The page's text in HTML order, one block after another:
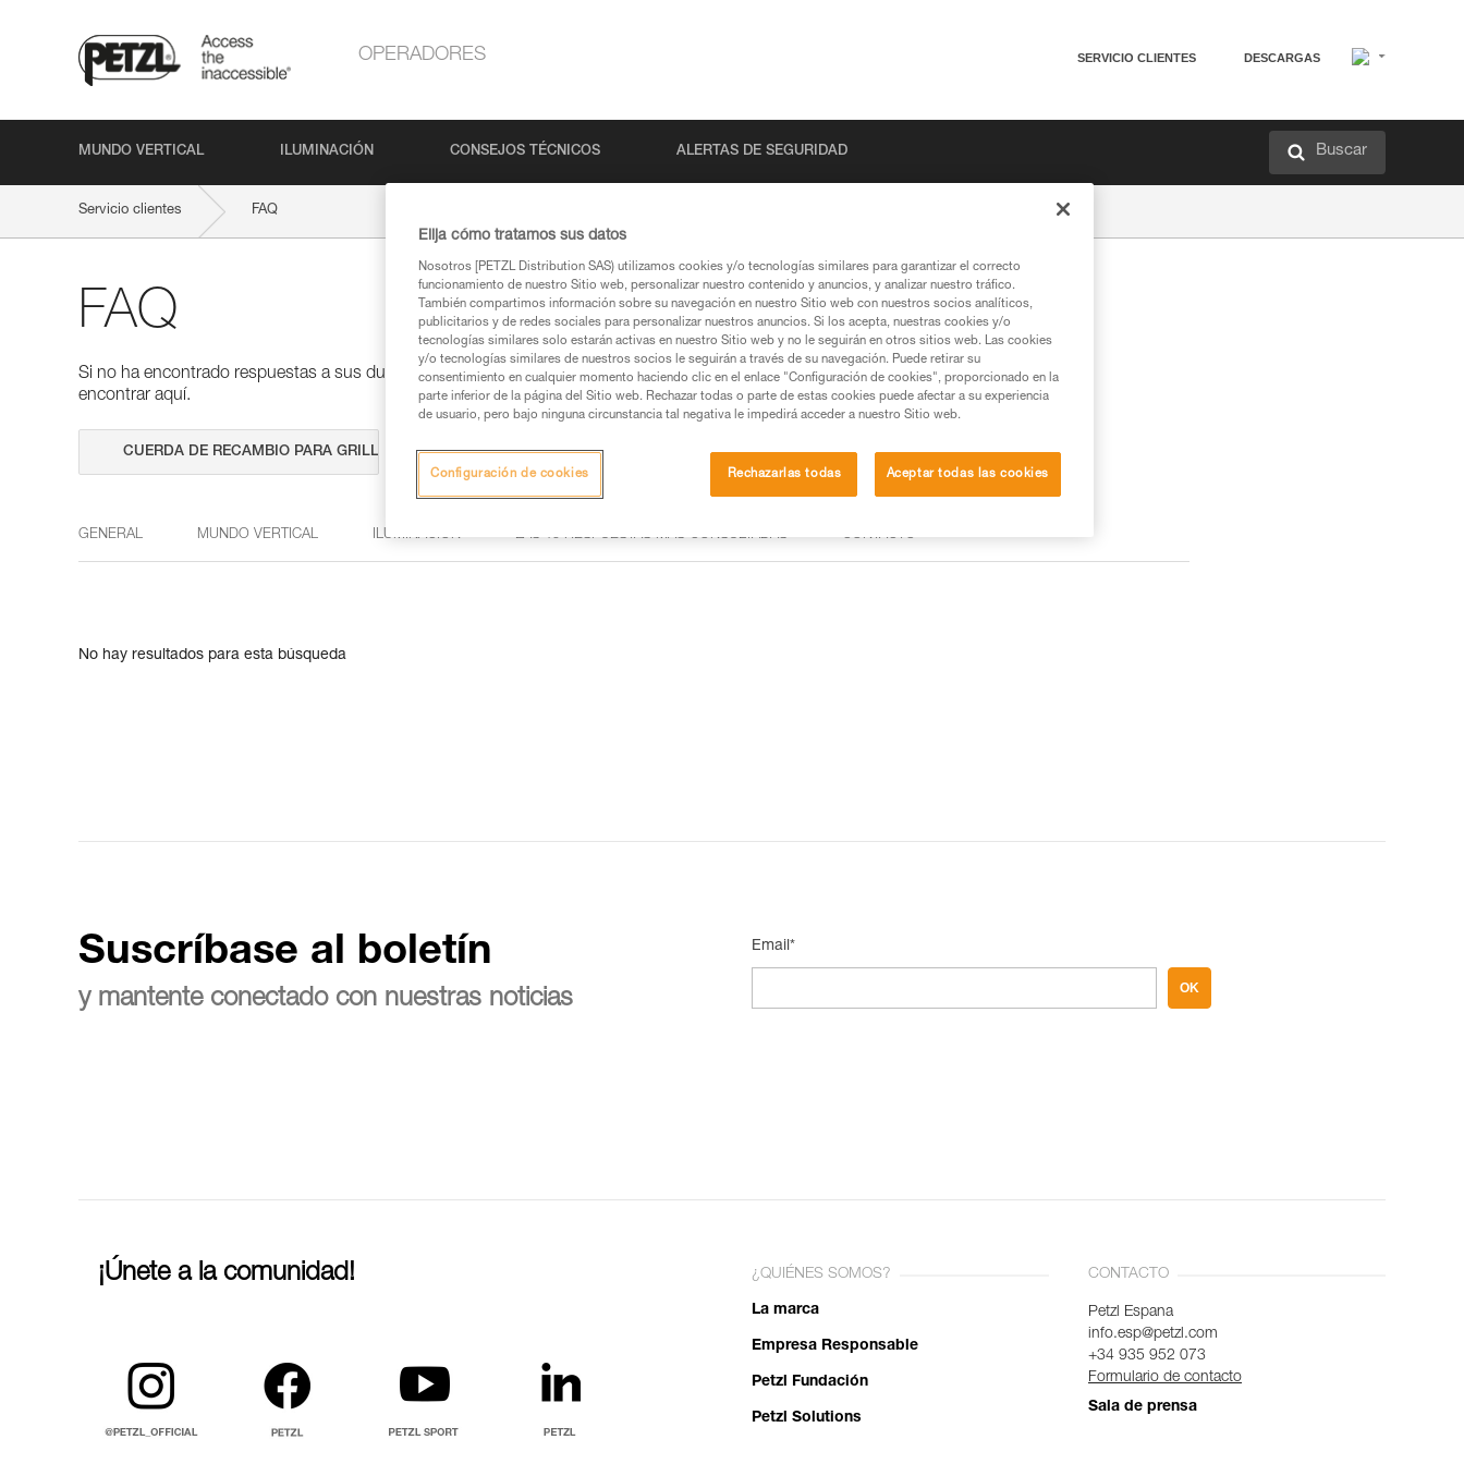
OPERADORES SERVICIO CLIENTES DESCARGAS
MUNDO VERTICAL ILUMINACIÓN CONSEJOS TÉCNICOS ALERTAS DE SEGURIDAD Buscar
Servicio clientes FAQ
FAQ
Si no ha encontrado respuestas a sus dudas en nuestras páginas de productos y técnicas, las debería
encontrar aquí.
Realizar una búsqueda
GENERAL MUNDO VERTICAL ILUMINACIÓN LAS 15 RESPUESTAS MÁS CONSULTADAS CONTACTO
No hay resultados para esta búsqueda
Suscríbase al boletín
y mantente conectado con nuestras noticias
Email*
OK
¡Únete a la comunidad! ¿QUIÉNES SOMOS?
La marca
Empresa Responsable
Petzl Fundación
Petzl Solutions
CONTACTO
Petzl Espana
info.esp@petzl.com
+34 935 952 073
Formulario de contacto
Sala de prensa
Elija cómo tratamos sus datos
Nosotros [PETZL Distribution SAS) utilizamos cookies y/o tecnologías similares para garantizar el correcto
funcionamiento de nuestro Sitio web, personalizar nuestro contenido y anuncios, y analizar nuestro tráfico.
También compartimos información sobre su navegación en nuestro Sitio web con nuestros socios analíticos,
publicitarios y de redes sociales para personalizar nuestros anuncios. Si los acepta, nuestras cookies y/o
tecnologías similares solo estarán activas en nuestro Sitio web y no le seguirán en otros sitios web. Las cookies
y/o tecnologías similares de nuestros socios le seguirán a través de su navegación. Puede retirar su
consentimiento en cualquier momento haciendo clic en el enlace "Configuración de cookies", proporcionado en la
parte inferior de la página del Sitio web. Rechazar todas o parte de estas cookies puede afectar a su experiencia
de usuario, pero bajo ninguna circunstancia tal negativa le impedirá acceder a nuestro Sitio web.
Rechazarlas todas Aceptar todas las cookies
Configuración de cookies